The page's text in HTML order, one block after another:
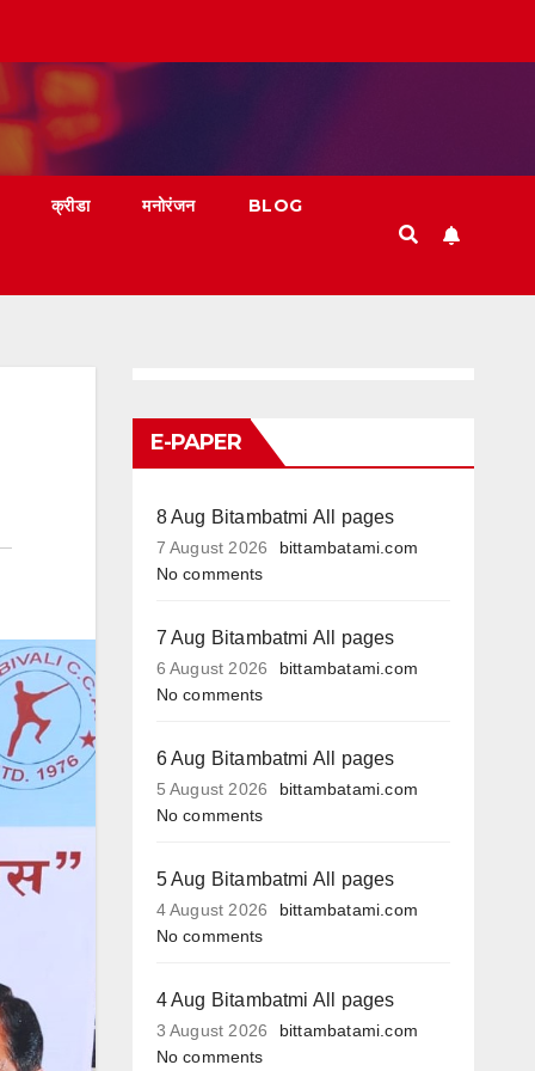
क्रीडा मनोरंजन BLOG
E-PAPER
8 Aug Bitambatmi All pages
7 August 2026
bittambatami.com
No comments
7 Aug Bitambatmi All pages
6 August 2026
bittambatami.com
No comments
6 Aug Bitambatmi All pages
5 August 2026
bittambatami.com
No comments
5 Aug Bitambatmi All pages
4 August 2026
bittambatami.com
No comments
4 Aug Bitambatmi All pages
3 August 2026
bittambatami.com
No comments